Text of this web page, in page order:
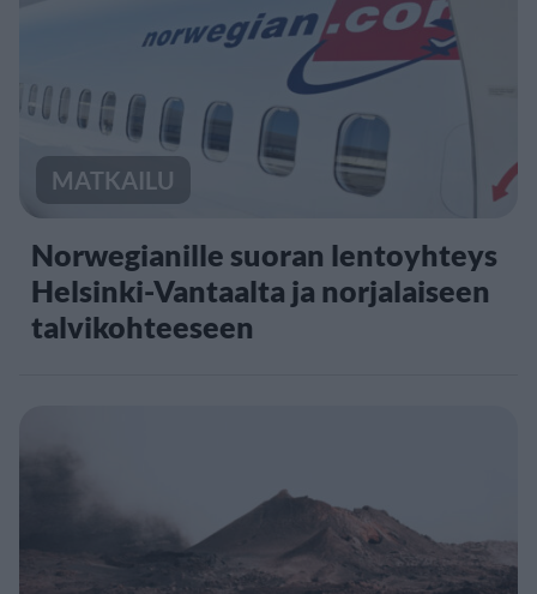
MATKAILU
Norwegianille suoran lentoyhteys
Helsinki-Vantaalta ja norjalaiseen
talvikohteeseen